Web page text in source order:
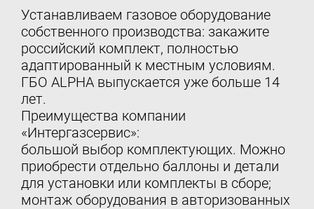
Устанавливаем газовое оборудование
собственного производства: закажите
российский комплект, полностью
адаптированный к местным условиям.
ГБО ALPHA выпускается уже больше 14
лет.
Преимущества компании
«Интергазсервис»:
большой выбор комплектующих. Можно
приобрести отдельно баллоны и детали
для установки или комплекты в сборе;
монтаж оборудования в авторизованных